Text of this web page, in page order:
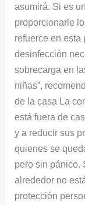
asumirá. Si es
proporcionarle
refuerce en
desinfección
sobrecarga en
niñas”,
de la casa La
está fuera de
y a reducir sus
quienes se
pero sin pánico.
alrededor no
protección